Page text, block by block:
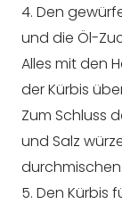
4. Den
und die Öl-
Alles mit den
der Kürbis
Zum Schluss
und Salz
durchmischen.
5. Den Kürbis